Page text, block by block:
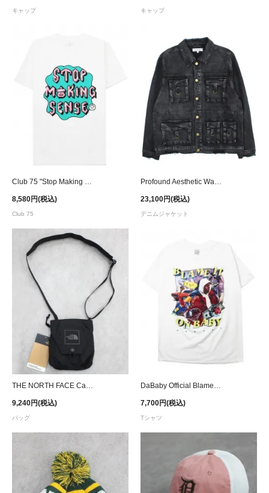
キャップ キャップ
8,580円(税込)
Club 75
23,100円(税込)
デニムジャケット
9,240円(税込)
バッグ
7,700円(税込)
Tシャツ